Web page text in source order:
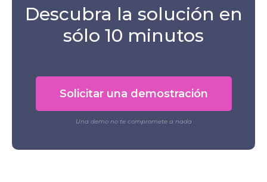
Descubra la solución en
sólo 10 minutos
Solicitar una demostración
Una demo no te compromete a nada